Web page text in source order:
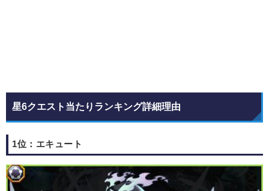
星6クエスト当たりランキング詳細理由
1位：エキュート